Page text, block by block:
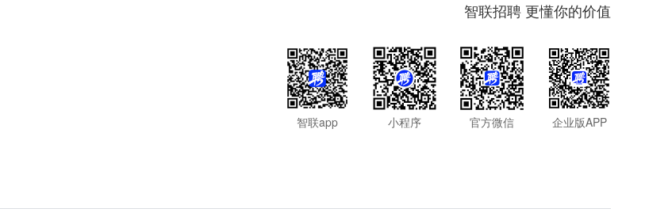
智联招聘 更懂你的价值
智联app 小程序 官方微信 企业版APP